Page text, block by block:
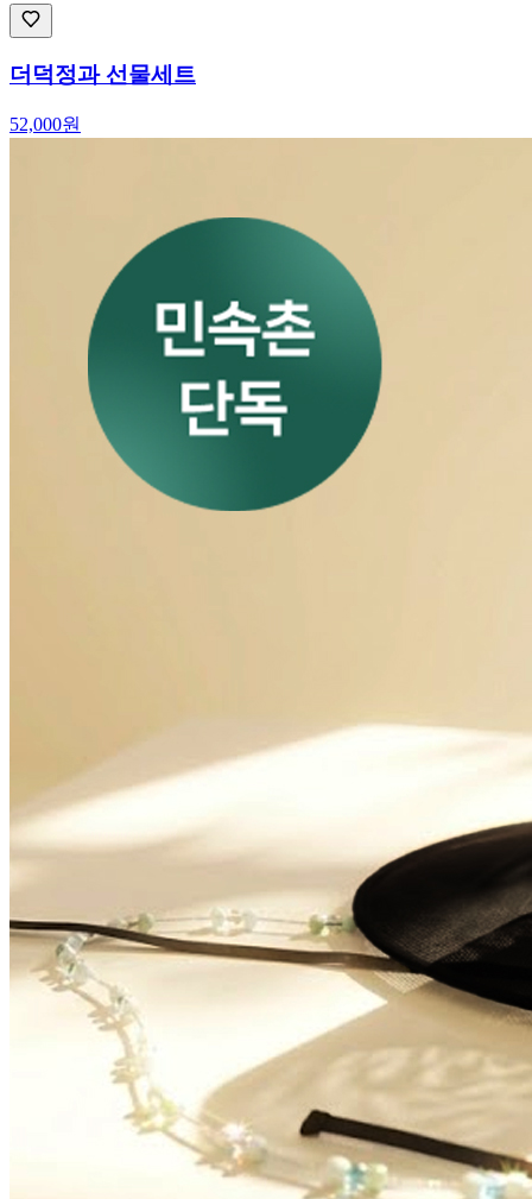
더덕정과 선물세트
52,000원